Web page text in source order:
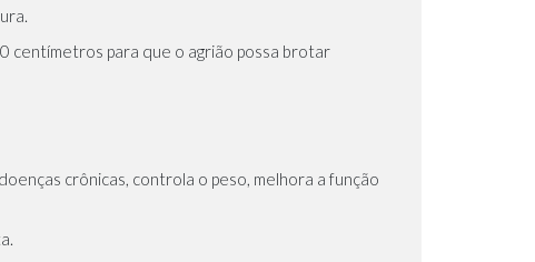
centímetros para que o agrião possa brotar
crônicas, controla o peso, melhora a função